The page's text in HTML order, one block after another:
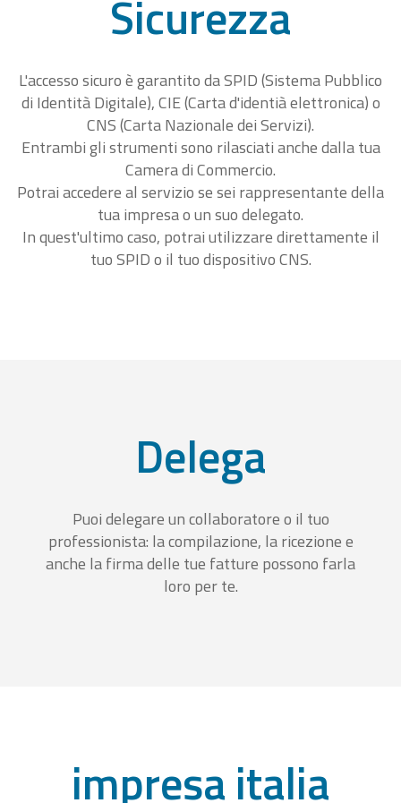
Sicurezza
L'accesso sicuro è garantito da SPID (Sistema Pubblico
di Identità Digitale), CIE (Carta d'identià elettronica) o
CNS (Carta Nazionale dei Servizi).
Entrambi gli strumenti sono rilasciati anche dalla tua
Camera di Commercio.
Potrai accedere al servizio se sei rappresentante della
tua impresa o un suo delegato.
In quest'ultimo caso, potrai utilizzare direttamente il
tuo SPID o il tuo dispositivo CNS.
Delega
Puoi delegare un collaboratore o il tuo
professionista: la compilazione, la ricezione e
anche la firma delle tue fatture possono farla
loro per te.
impresa italia